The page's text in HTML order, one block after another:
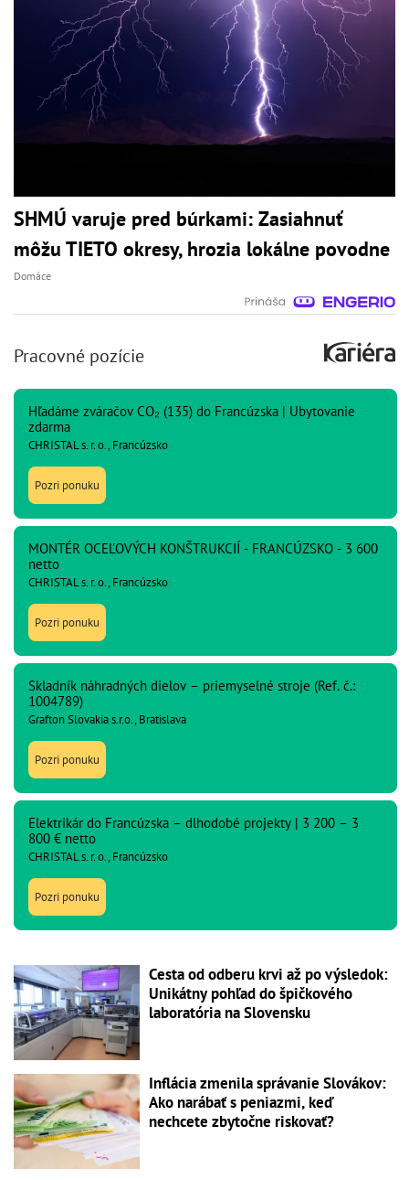
SHMÚ varuje pred búrkami: Zasiahnuť
môžu TIETO okresy, hrozia lokálne povodne
Domáce
Pracovné pozície
Hľadáme zváračov CO₂ (135) do Francúzska | Ubytovanie
zdarma
CHRISTAL s. r. o., Francúzsko
Pozri ponuku
MONTÉR OCEĽOVÝCH KONŠTRUKCIÍ - FRANCÚZSKO - 3 600
netto
CHRISTAL s. r. o., Francúzsko
Pozri ponuku
Skladník náhradných dielov – priemyselné stroje (Ref. č.:
1004789)
Grafton Slovakia s.r.o., Bratislava
Pozri ponuku
Elektrikár do Francúzska – dlhodobé projekty | 3 200 – 3
800 € netto
CHRISTAL s. r. o., Francúzsko
Pozri ponuku
Cesta od odberu krvi až po výsledok:
Unikátny pohľad do špičkového
laboratória na Slovensku
Inflácia zmenila správanie Slovákov:
Ako narábať s peniazmi, keď
nechcete zbytočne riskovať?